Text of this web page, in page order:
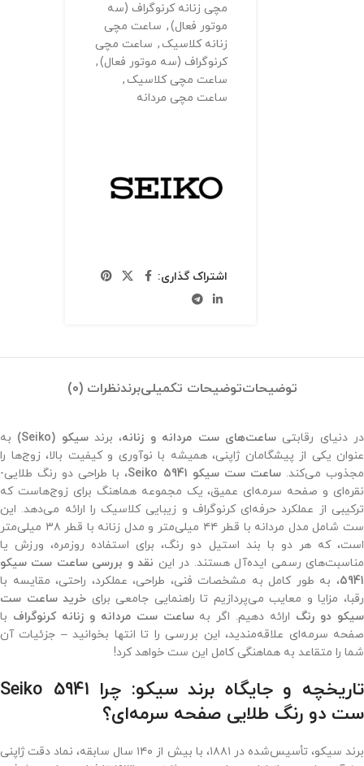
مچی زنانه کرنوگراف (سه
موتور فعال), ساعت مچی
زنانه کلاسیک , ساعت مچی
کرنوگراف (سه موتور فعال),
ساعت مچی کلاسیک ,
ساعت مچی مردانه
اشتراک گذاری:
توضیحاتتوضیحات تکمیلیبرندنظرات (0)
در دنیای رقابتیساعت‌های ست مردانه و زنانه، برندسیکو (Seiko)
به
عنوان یکی از پیشگامان ژاپنی، همیشه با نوآوری و کیفیت بالا، زوج‌ها را
مجذوب می‌کند.ساعت ست سیکو Seiko 5941
، با طراحی دو رنگ طلایی-
نقره‌ای و صفحه سرمه‌ای عمیق، یک مجموعه هماهنگ برای زوج‌هاست که
ترکیبی از عملکرد حرفه‌ای کرنوگراف و زیبایی کلاسیک را ارائه می‌دهد. این
ست شامل مدل مردانه با قطر ۴۴ میلی‌متر و مدل زنانه با قطر ۳۸ میلی‌متر
است، که هر دو با بند استیل دو رنگ، برای استفاده روزمره، ورزش یا
مناسبت‌های رسمی ایده‌آل هستند. در این نقد و بررسی ساعت ست سیکو
5941، به طور کامل به مشخصات فنی، طراحی، عملکرد، راحتی، مقایسه با
رقبا، مزایا و معایب می‌پردازیم تا راهنمایی جامعی برای خرید ساعت ست
سیکو دو رنگ ارائه دهیم. اگر بهساعت ست مردانه و زنانه کرنوگراف با
صفحه سرمه‌ای علاقه‌مندید، این بررسی را تا انتها بخوانید – جزئیات آن
شما را متقاعد به هماهنگی کامل این ست خواهد کرد!
تاریخچه و جایگاه برند سیکو: چرا Seiko 5941
ست دو رنگ طلایی صفحه سرمه‌ای؟
برند سیکو، تأسیس‌شده در ۱۸۸۱، با بیش از ۱۴۰ سال سابقه، نماد دقت ژاپنی